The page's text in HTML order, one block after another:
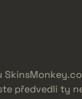
předvedli ty